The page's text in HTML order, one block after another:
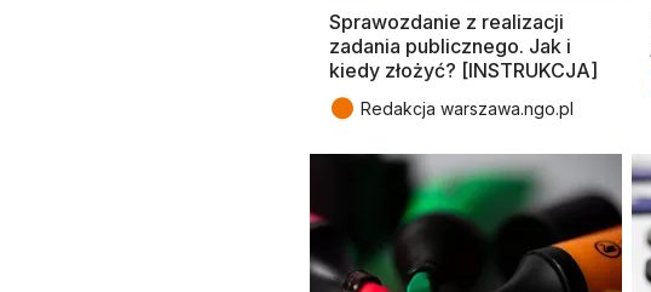
Sprawozdanie z realizacji
zadania publicznego. Jak i
kiedy złożyć? [INSTRUKCJA]
● Redakcja warszawa.ngo.pl